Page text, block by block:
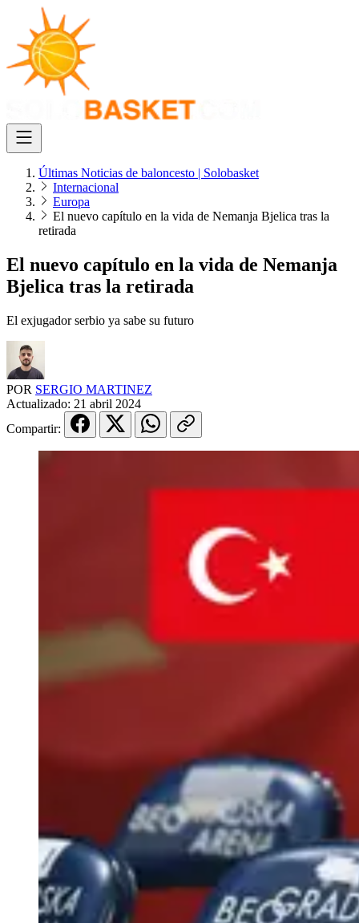
Últimas Noticias de baloncesto | Solobasket
Internacional
Europa
El nuevo capítulo en la vida de Nemanja Bjelica tras la
retirada
El nuevo capítulo en la vida de Nemanja
Bjelica tras la retirada
El exjugador serbio ya sabe su futuro
POR SERGIO MARTINEZ
Actualizado: 21 abril 2024
Compartir: